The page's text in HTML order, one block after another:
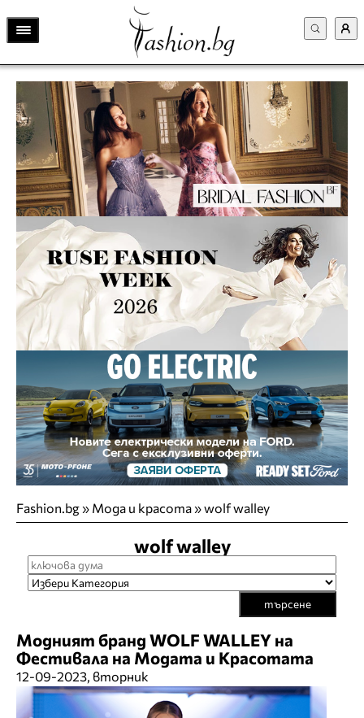
Fashion.bg» Мода и красота»wolf walley
wolf walley
търсене
Модният бранд WOLF WALLEY на
Фестивала на Модата и Красотата
12-09-2023, вторник